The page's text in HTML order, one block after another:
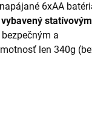
6xAA
vybavený statívovým
a
len 340g